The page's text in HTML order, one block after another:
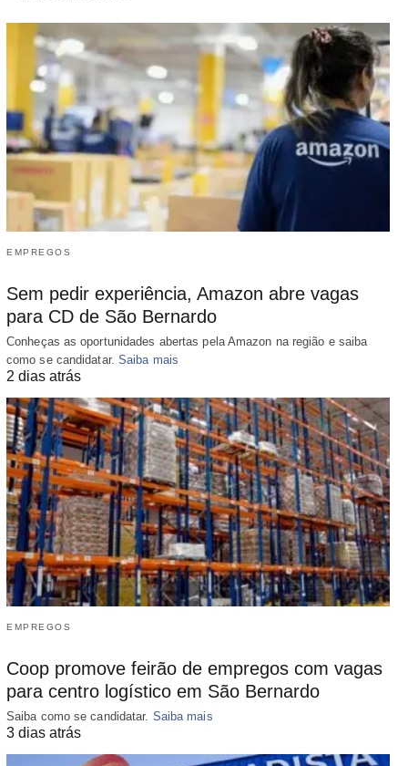
EMPREGOS
Sem pedir experiência, Amazon abre vagas
para CD de São Bernardo
Conheças as oportunidades abertas pela Amazon na região e saiba
como se candidatar. Saiba mais
2 dias atrás
EMPREGOS
Coop promove feirão de empregos com vagas
para centro logístico em São Bernardo
Saiba como se candidatar. Saiba mais
3 dias atrás